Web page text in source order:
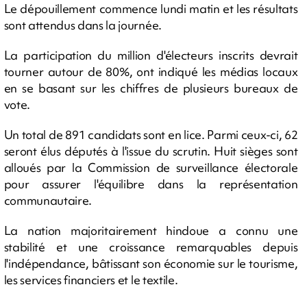
Le dépouillement commence lundi matin et les résultats
sont attendus dans la journée.
La participation du million d'électeurs inscrits devrait
tourner autour de 80%, ont indiqué les médias locaux
en se basant sur les chiffres de plusieurs bureaux de
vote.
Un total de 891 candidats sont en lice. Parmi ceux-ci, 62
seront élus députés à l'issue du scrutin. Huit sièges sont
alloués par la Commission de surveillance électorale
pour assurer l'équilibre dans la représentation
communautaire.
La nation majoritairement hindoue a connu une
stabilité et une croissance remarquables depuis
l'indépendance, bâtissant son économie sur le tourisme,
les services financiers et le textile.